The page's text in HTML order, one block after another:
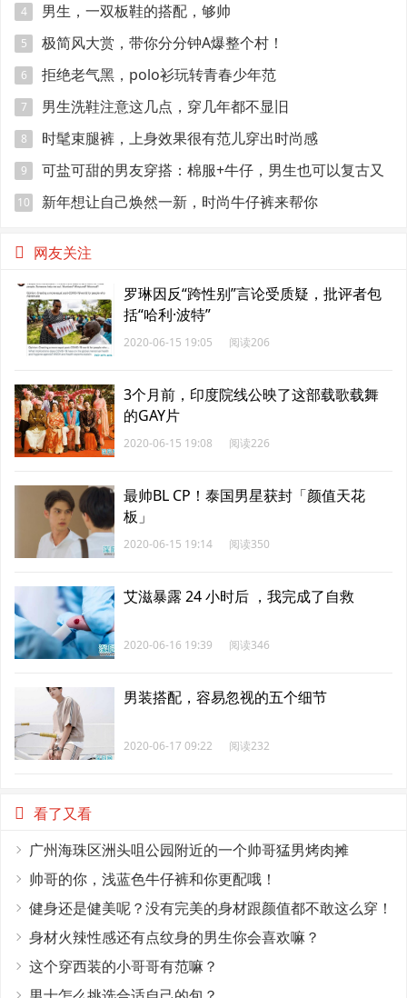
引眼球
4 男生，一双板鞋的搭配，够帅
5 极简风大赏，带你分分钟A爆整个村！
6 拒绝老气黑，polo衫玩转青春少年范
7 男生洗鞋注意这几点，穿几年都不显旧
8 时髦束腿裤，上身效果很有范儿穿出时尚感
9
可盐可甜的男友穿搭：棉服+牛仔，男生也可以复古又
文艺
10 新年想让自己焕然一新，时尚牛仔裤来帮你
网友关注
罗琳因反“跨性别”言论受质疑，批评者包
括“哈利·波特”
2020-06-15 19:05 阅读206
3个月前，印度院线公映了这部载歌载舞
的GAY片
2020-06-15 19:08 阅读226
最帅BL CP！泰国男星获封「颜值天花
板」
2020-06-15 19:14 阅读350
艾滋暴露 24 小时后 ，我完成了自救
2020-06-16 19:39 阅读346
男装搭配，容易忽视的五个细节
2020-06-17 09:22 阅读232
看了又看
广州海珠区洲头咀公园附近的一个帅哥猛男烤肉摊
帅哥的你，浅蓝色牛仔裤和你更配哦！
健身还是健美呢？没有完美的身材跟颜值都不敢这么穿！
身材火辣性感还有点纹身的男生你会喜欢嘛？
这个穿西装的小哥哥有范嘛？